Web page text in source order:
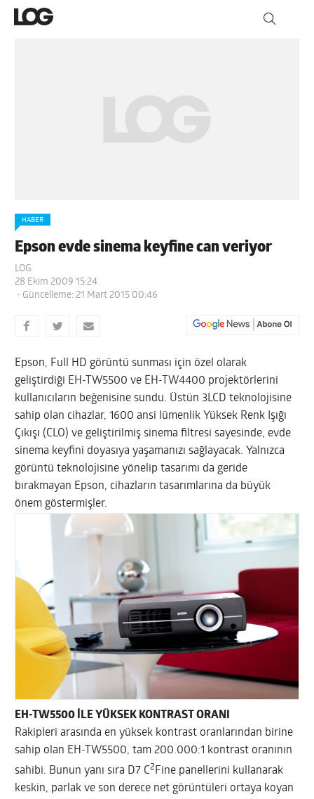
HABER
Epson evde sinema keyfine can veriyor
LOG
28 Ekim 2009 15:24
- Güncelleme: 21 Mart 2015 00:46
Epson, Full HD görüntü sunması için özel olarak
geliştirdiği EH-TW5500 ve EH-TW4400 projektörlerini
kullanıcıların beğenisine sundu. Üstün 3LCD teknolojisine
sahip olan cihazlar, 1600 ansi lümenlik Yüksek Renk Işığı
Çıkışı (CLO) ve geliştirilmiş sinema filtresi sayesinde, evde
sinema keyfini doyasıya yaşamanızı sağlayacak. Yalnızca
görüntü teknolojisine yönelip tasarımı da geride
bırakmayan Epson, cihazların tasarımlarına da büyük
önem göstermişler.
EH-TW5500 İLE YÜKSEK KONTRAST ORANI
Rakipleri arasında en yüksek kontrast oranlarından birine
sahip olan EH-TW5500, tam 200.000:1 kontrast oranının
sahibi. Bunun yanı sıra D7 C2 Fine panellerini kullanarak
keskin, parlak ve son derece net görüntüleri ortaya koyan